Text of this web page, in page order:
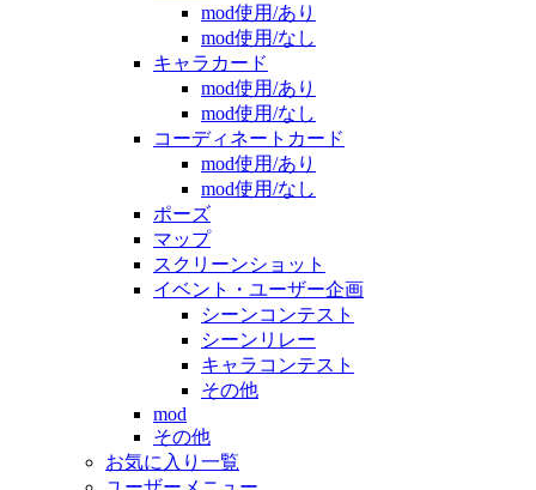
mod使用/あり
mod使用/なし
キャラカード
mod使用/あり
mod使用/なし
コーディネートカード
mod使用/あり
mod使用/なし
ポーズ
マップ
スクリーンショット
イベント・ユーザー企画
シーンコンテスト
シーンリレー
キャラコンテスト
その他
mod
その他
お気に入り一覧